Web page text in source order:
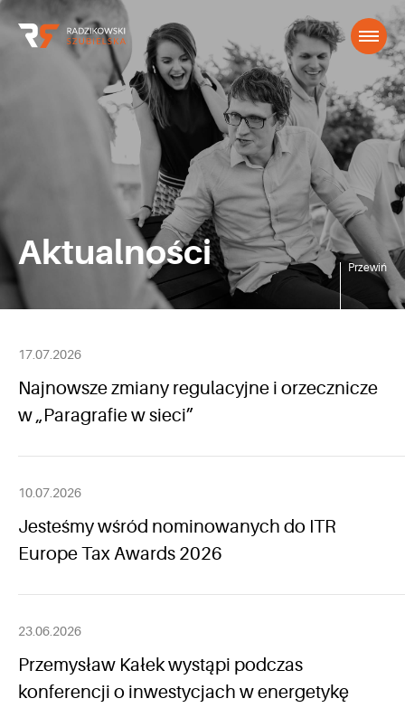
Aktualności Przewiń
17.07.2026
Najnowsze zmiany regulacyjne i orzecznicze
w „Paragrafie w sieci”
10.07.2026
Jesteśmy wśród nominowanych do ITR
Europe Tax Awards 2026
23.06.2026
Przemysław Kałek wystąpi podczas
konferencji o inwestycjach w energetykę